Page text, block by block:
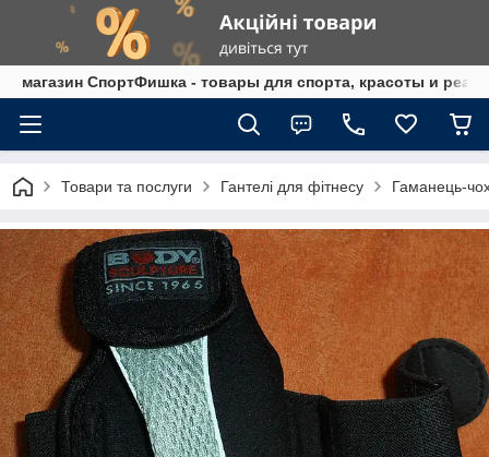
магазин СпортФишка - товары для спорта, красоты и
Товари та послуги Гантелі для фітнесу Гаманець-